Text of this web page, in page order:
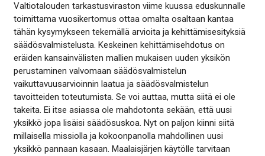
Valtiotalouden tarkastusviraston viime kuussa eduskunnalle
toimittama vuosikertomus ottaa omalta osaltaan kantaa
tähän kysymykseen tekemällä arvioita ja kehittämisesityksiä
säädösvalmistelusta. Keskeinen kehittämisehdotus on
eräiden kansainvälisten mallien mukaisen uuden yksikön
perustaminen valvomaan säädösvalmistelun
vaikuttavuusarvioinnin laatua ja säädösvalmistelun
tavoitteiden toteutumista. Se voi auttaa, mutta siitä ei ole
takeita. Ei itse asiassa ole mahdotonta sekään, että uusi
yksikkö jopa lisäisi säädösuskoa. Nyt on paljon kiinni siitä
millaisella missiolla ja kokoonpanolla mahdollinen uusi
yksikkö pannaan kasaan. Maalaisjärjen käytölle tarvitaan